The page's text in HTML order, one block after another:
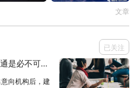
罗斯的信心。
以生产7纳米芯片的光刻
品。”
文章
已关注
要想报名嵌入式培训，良好的沟通是必不可少！
向机构后，建